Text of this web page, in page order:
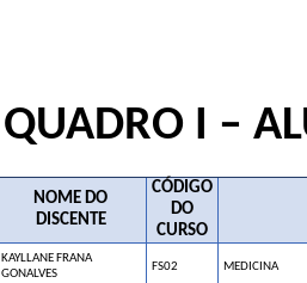
QUADRO I –
NOME DO
DISCENTE
CÓDIGO
DO
CURSO
KAYLLANE FRANA
GONALVES
FS02 MEDICINA